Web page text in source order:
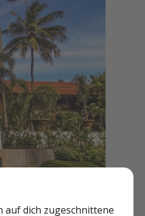
dich zugeschnittene